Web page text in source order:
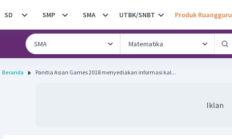
SD SMP SMA UTBK/SNBT Produk Ruangguru
Beranda Panitia Asian Games 2018 menyediakan informasi kal...
Iklan